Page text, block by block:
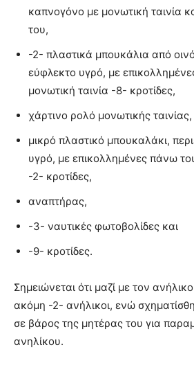
καπνογόνο με μονωτική ταινία
του,
-2- πλαστικά μπουκάλια από
εύφλεκτο υγρό, με
μονωτική ταινία -8- κροτίδες,
χάρτινο ρολό μονωτικής ταινίας,
μικρό πλαστικό μπουκαλάκι,
υγρό, με επικολλημένες πάνω
-2- κροτίδες,
αναπτήρας,
-3- ναυτικές φωτοβολίδες και
-9- κροτίδες.
Σημειώνεται ότι μαζί με τον
ακόμη -2- ανήλικοι, ενώ
σε βάρος της μητέρας του για
ανηλίκου.